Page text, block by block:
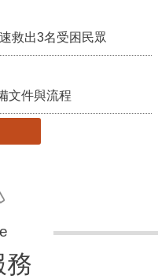
救出3名受困民眾
文件與流程
務